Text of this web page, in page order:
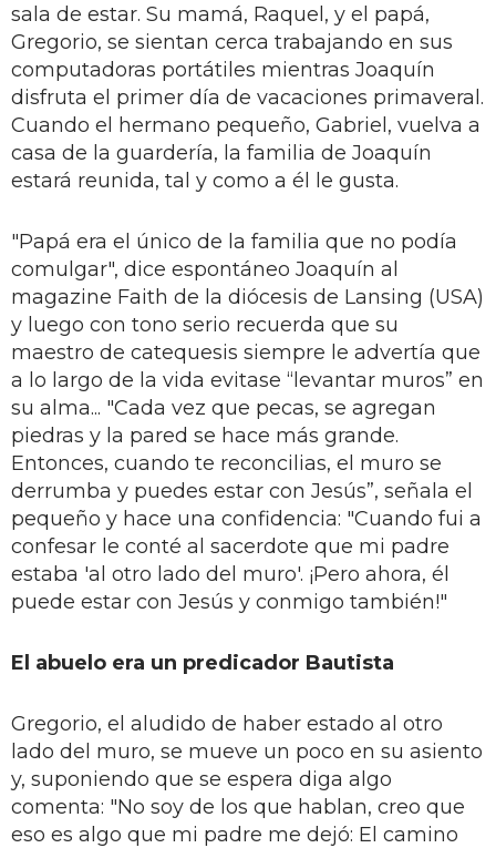
sala de estar. Su mamá, Raquel, y el papá,
Gregorio, se sientan cerca trabajando en sus
computadoras portátiles mientras Joaquín
disfruta el primer día de vacaciones primaveral.
Cuando el hermano pequeño, Gabriel, vuelva a
casa de la guardería, la familia de Joaquín
estará reunida, tal y como a él le gusta.
"Papá era el único de la familia que no podía
comulgar", dice espontáneo Joaquín al
magazine Faith de la diócesis de Lansing (USA)
y luego con tono serio recuerda que su
maestro de catequesis siempre le advertía que
a lo largo de la vida evitase “levantar muros” en
su alma... "Cada vez que pecas, se agregan
piedras y la pared se hace más grande.
Entonces, cuando te reconcilias, el muro se
derrumba y puedes estar con Jesús”, señala el
pequeño y hace una confidencia: "Cuando fui a
confesar le conté al sacerdote que mi padre
estaba 'al otro lado del muro'. ¡Pero ahora, él
puede estar con Jesús y conmigo también!"
El abuelo era un predicador Bautista
Gregorio, el aludido de haber estado al otro
lado del muro, se mueve un poco en su asiento
y, suponiendo que se espera diga algo
comenta: "No soy de los que hablan, creo que
eso es algo que mi padre me dejó: El camino